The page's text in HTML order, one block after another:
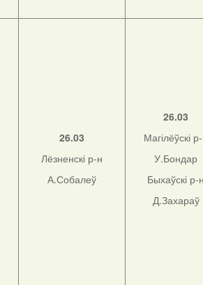
26.03
Лёзненскі р-н
А.Собалеў
26.03
Магілёўскі
У.Бондар
Быхаўскі р-
Д.Захараў